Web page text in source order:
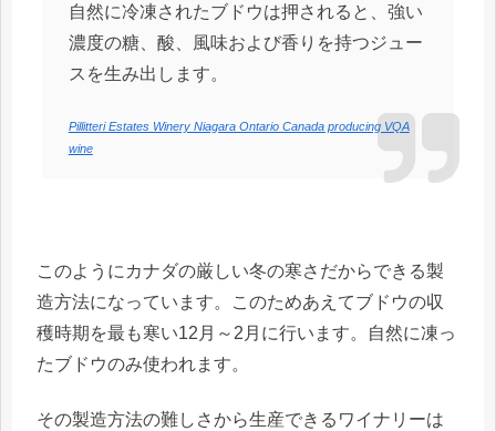
自然に冷凍されたブドウは押されると、強い
濃度の糖、酸、風味および香りを持つジュー
スを生み出します。
Pillitteri Estates Winery Niagara Ontario Canada producing VQA
wine
このようにカナダの厳しい冬の寒さだからできる製
造方法になっています。このためあえてブドウの収
穫時期を最も寒い12月～2月に行います。自然に凍っ
たブドウのみ使われます。
その製造方法の難しさから生産できるワイナリーは